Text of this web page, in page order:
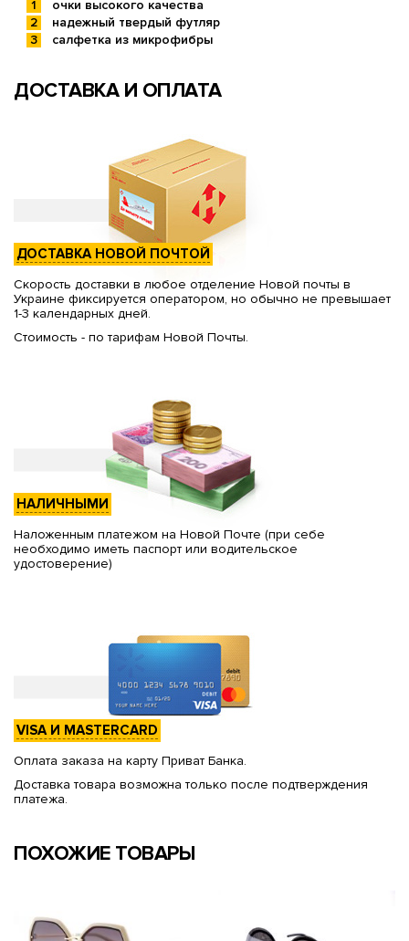
очки высокого качества
надежный твердый футляр
салфетка из микрофибры
ДОСТАВКА И ОПЛАТА
ДОСТАВКА НОВОЙ ПОЧТОЙ
Скорость доставки в любое отделение Новой почты в
Украине фиксируется оператором, но обычно не превышает
1-3 календарных дней.
Стоимость - по тарифам Новой Почты.
НАЛИЧНЫМИ
Наложенным платежом на Новой Почте (при себе
необходимо иметь паспорт или водительское
удостоверение)
VISA И MASTERCARD
Оплата заказа на карту Приват Банка.
Доставка товара возможна только после подтверждения
платежа.
ПОХОЖИЕ ТОВАРЫ